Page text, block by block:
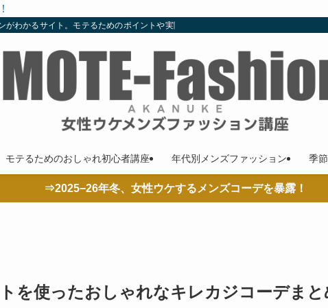
わかるサイト。モテるためのポイントや実際の着こなし、コーデやコラムも随時更
モテるためのおしゃれ初心者講座 年代別メンズファッション 季
⇒2025−26年冬、女性ウケするメンズコーデを暴露！
を使ったおしゃれなキレカジコーデまと